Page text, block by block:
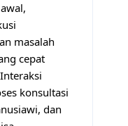
masalah
cepat
konsultasi
dan